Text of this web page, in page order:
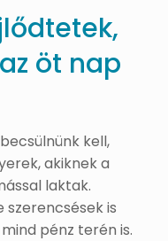
öt nap
kell,
akiknek a
laktak.
is
pénz terén is.